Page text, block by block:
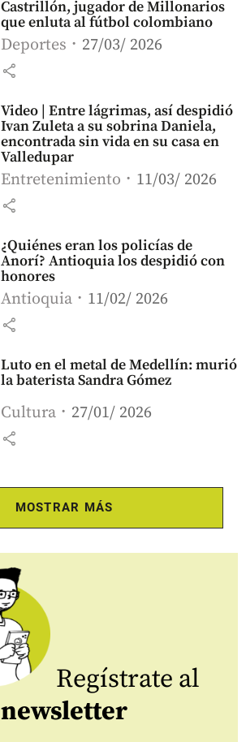
Castrillón, jugador de Millonarios
que enluta al fútbol colombiano
Deportes 27/03/ 2026
share
Video | Entre lágrimas, así despidió
Ivan Zuleta a su sobrina Daniela,
encontrada sin vida en su casa en
Valledupar
Entretenimiento 11/03/ 2026
share
¿Quiénes eran los policías de
Anorí? Antioquia los despidió con
honores
Antioquia 11/02/ 2026
share
Luto en el metal de Medellín: murió
la baterista Sandra Gómez
Cultura 27/01/ 2026
share
MOSTRAR MÁS
Regístrate al
newsletter